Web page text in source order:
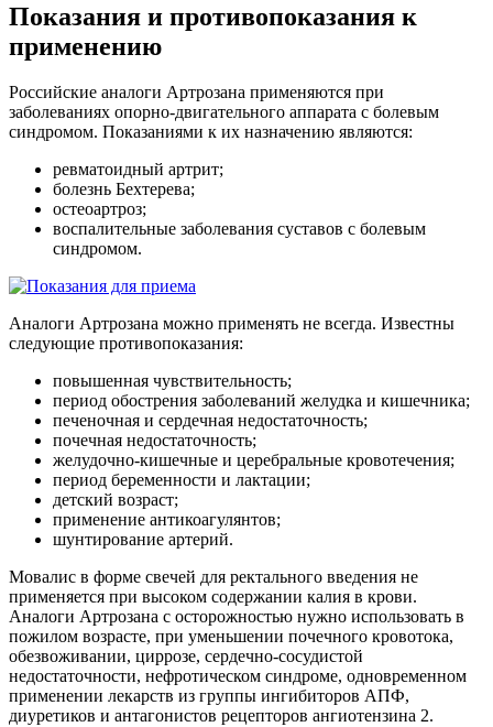
Показания и противопоказания к
применению
Российские аналоги Артрозана применяются при
заболеваниях опорно-двигательного аппарата с болевым
синдромом. Показаниями к их назначению являются:
ревматоидный артрит;
болезнь Бехтерева;
остеоартроз;
воспалительные заболевания суставов с болевым
синдромом.
Аналоги Артрозана можно применять не всегда. Известны
следующие противопоказания:
повышенная чувствительность;
период обострения заболеваний желудка и кишечника;
печеночная и сердечная недостаточность;
почечная недостаточность;
желудочно-кишечные и церебральные кровотечения;
период беременности и лактации;
детский возраст;
применение антикоагулянтов;
шунтирование артерий.
Мовалис в форме свечей для ректального введения не
применяется при высоком содержании калия в крови.
Аналоги Артрозана с осторожностью нужно использовать в
пожилом возрасте, при уменьшении почечного кровотока,
обезвоживании, циррозе, сердечно-сосудистой
недостаточности, нефротическом синдроме, одновременном
применении лекарств из группы ингибиторов АПФ,
диуретиков и антагонистов рецепторов ангиотензина 2.